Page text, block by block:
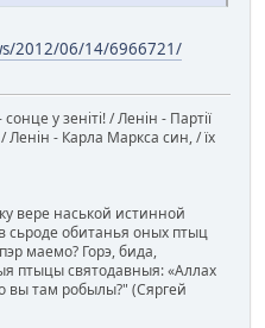
2012/06/14/6966721/
у зеніті! / Ленін - Партії
- Карла Маркса син, / їх
вере наськой истинной
сьроде обитанья оных птыц
маемо? Горэ, бида,
птыцы святодавныя: «Аллах
вы там робылы?" (Сяргей